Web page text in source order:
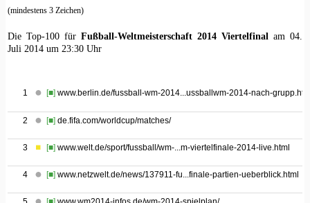
(mindestens 3 Zeichen)
Die Top-100 für Fußball-Weltmeisterschaft 2014 Viertelfinal am 04.
Juli 2014 um 23:30 Uhr
1 [■] www.berlin.de/fussball-wm-2014...ussballwm-2014-nach-
2 [■] de.fifa.com/worldcup/matches/
3 [■] www.welt.de/sport/fussball/wm-...m-viertelfinale-2014-live.html
4 [■] www.netzwelt.de/news/137911-fu...finale-partien-ueberblick.html